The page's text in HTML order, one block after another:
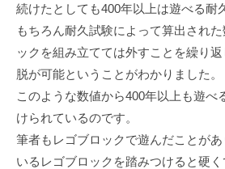
続けたとしても400年以上は遊べる耐
もちろん耐久試験によって算出され
ックを組み⽴てては外すことを繰り
脱が可能ということがわかりました。
このような数値から400年以上も遊べ
けられているのです。
筆者もレゴブロックで遊んだことが
いるレゴブロックを踏みつけると硬